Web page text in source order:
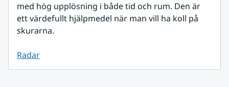
med hög upplösning i både tid och rum. Den är
ett värdefullt hjälpmedel när man vill ha koll på
skurarna.
Radar